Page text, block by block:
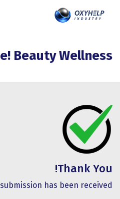
Beauty Wellness
Thank You!
has been received.